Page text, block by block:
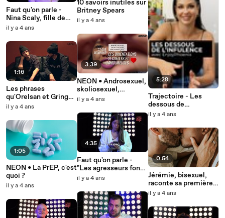
Faut qu'on parle -
Nina Scaly, fille de
réfugiés politiques,
dictature en Iran.
il y a 4 ans
1:16
Les phrases
qu'Orelsan et Gringe
ne veulent plus
il y a 4 ans
1:05
NEON • La PrEP, c'est
quoi ?
il y a 4 ans
10 savoirs inutiles sur
Britney Spears
il y a 4 ans
3:39
NEON • Androsexuel,
skoliosexuel,
lithromantique,
signifient ces
orientations
sexuelles et
amoureuses
il y a 4 ans
4:35
Faut qu'on parle -
"Les agresseurs font
croire que l'amour n'a
de l'animation vit son
Me Too
il y a 4 ans
5:28
Trajectoire - Les
dessous de
l'influence avec
il y a 4 ans
0:54
Jérémie, bisexuel,
raconte sa première
fois avec un homme
il y a 4 ans